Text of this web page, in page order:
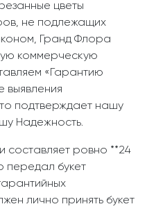
цветы
не подлежащих
Гранд Флора
коммерческую
«Гарантию
выявления
подтверждает нашу
Надежность.
составляет ровно **24
передал букет
лично принять букет